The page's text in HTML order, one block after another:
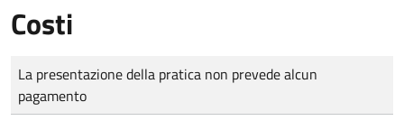
Costi
Tipo di pagamento
Importo
La presentazione della pratica non prevede alcun
pagamento